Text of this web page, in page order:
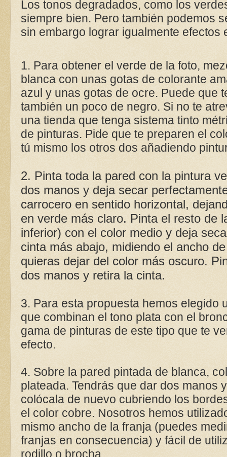
Los tonos degradados, como los
siempre bien. Pero también podemos
sin embargo lograr igualmente efectos
1. Para obtener el verde de la foto,
blanca con unas gotas de colorante
azul y unas gotas de ocre. Puede que
también un poco de negro. Si no te
una tienda que tenga sistema tinto
de pinturas. Pide que te preparen el
tú mismo los otros dos añadiendo
2. Pinta toda la pared con la pintura
dos manos y deja secar
carrocero en sentido horizontal,
en verde más claro. Pinta el resto de
inferior) con el color medio y deja
cinta más abajo, midiendo el ancho
quieras dejar del color más oscuro.
dos manos y retira la cinta.
3. Para esta propuesta hemos elegido
que combinan el tono plata con el
gama de pinturas de este tipo que te
efecto.
4. Sobre la pared pintada de blanca,
plateada. Tendrás que dar dos manos
colócala de nuevo cubriendo los
el color cobre. Nosotros hemos
mismo ancho de la franja (puedes
franjas en consecuencia) y fácil de
rodillo o brocha.